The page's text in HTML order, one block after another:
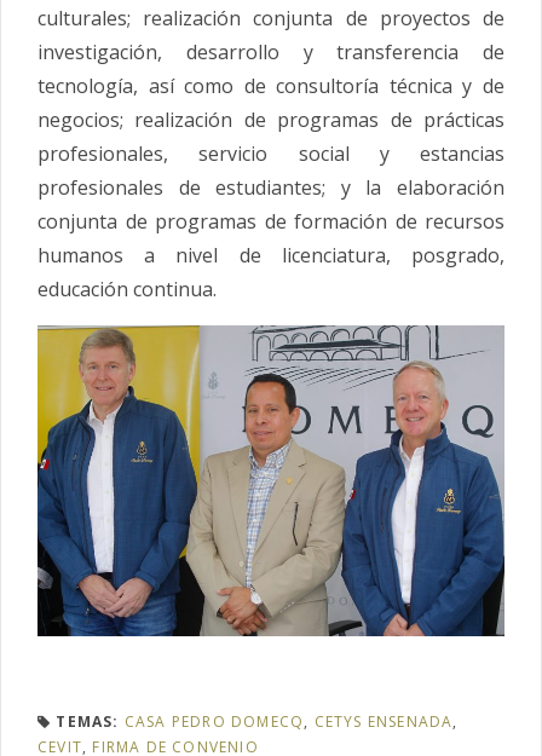
culturales; realización conjunta de proyectos de
investigación, desarrollo y transferencia de
tecnología, así como de consultoría técnica y de
negocios; realización de programas de prácticas
profesionales, servicio social y estancias
profesionales de estudiantes; y la elaboración
conjunta de programas de formación de recursos
humanos a nivel de licenciatura, posgrado,
educación continua.
TEMAS: CASA PEDRO DOMECQ, CETYS ENSENADA,
CEVIT, FIRMA DE CONVENIO